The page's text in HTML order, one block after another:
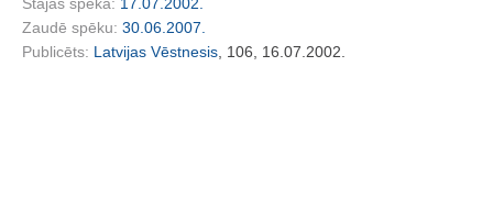
Zaudē spēku: 30.06.2007.
Publicēts: Latvijas Vēstnesis , 106, 16.07.2002.